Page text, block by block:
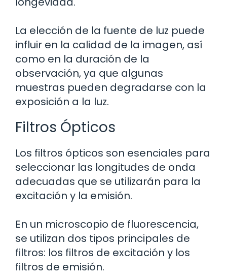
La elección de la fuente de luz puede
influir en la calidad de la imagen, así
como en la duración de la
observación, ya que algunas
muestras pueden degradarse con la
exposición a la luz.
Filtros Ópticos
Los filtros ópticos son esenciales para
seleccionar las longitudes de onda
adecuadas que se utilizarán para la
excitación y la emisión.
En un microscopio de fluorescencia,
se utilizan dos tipos principales de
filtros: los filtros de excitación y los
filtros de emisión.